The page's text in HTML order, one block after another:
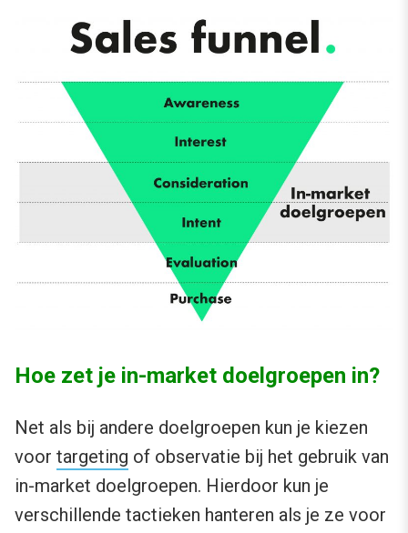
Hoe zet je in-market doelgroepen in?
Net als bij andere doelgroepen kun je kiezen
voor targeting of observatie bij het gebruik van
in-market doelgroepen. Hierdoor kun je
verschillende tactieken hanteren als je ze voor